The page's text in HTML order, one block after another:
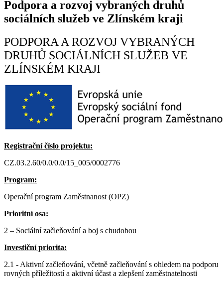
Podpora a rozvoj vybraných druhů
sociálních služeb ve Zlínském kraji
PODPORA A ROZVOJ VYBRANÝCH
DRUHŮ SOCIÁLNÍCH SLUŽEB VE
ZLÍNSKÉM KRAJI
Registrační číslo projektu:
CZ.03.2.60/0.0/0.0/15_005/0002776
Program:
Operační program Zaměstnanost (OPZ)
Prioritní osa:
2 – Sociální začleňování a boj s chudobou
Investiční priorita:
2.1 - Aktivní začleňování, včetně začleňování s ohledem na podporu
rovných příležitostí a aktivní účast a zlepšení zaměstnatelnosti